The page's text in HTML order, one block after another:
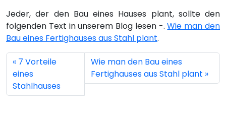
Jeder, der den Bau eines Hauses plant, sollte den
folgenden Text in unserem Blog lesen -.Wie man den
Bau eines Fertighauses aus Stahl plant.
7 Vorteile
eines
Stahlhauses
Wie man den Bau eines
Fertighauses aus Stahl plant